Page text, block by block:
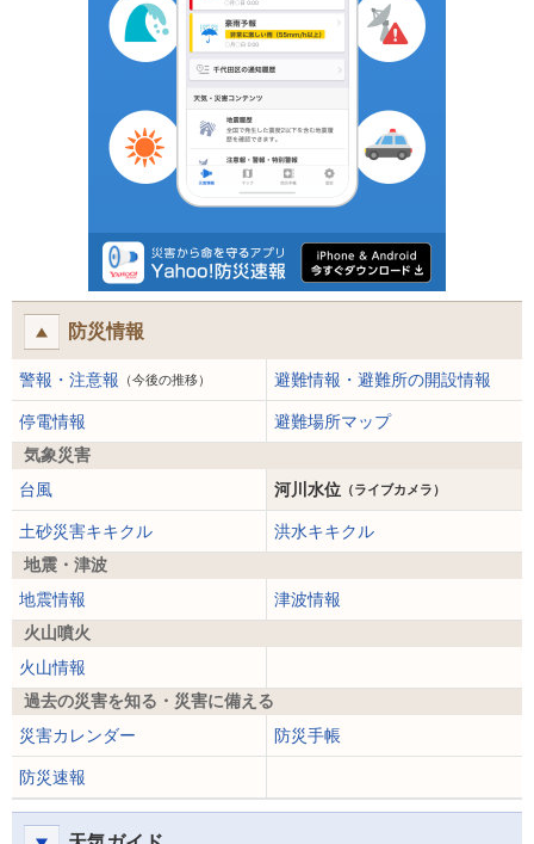
防災情報
警報・注意報 （今後の推移） 避難情報・避難所の開設情報
停電情報
避難場所マップ
気象災害
台風
河川水位 （ライブカメラ）
土砂災害キキクル
洪水キキクル
地震・津波
地震情報
津波情報
火山噴火
火山情報
過去の災害を知る・災害に備える
災害カレンダー
防災手帳
防災速報